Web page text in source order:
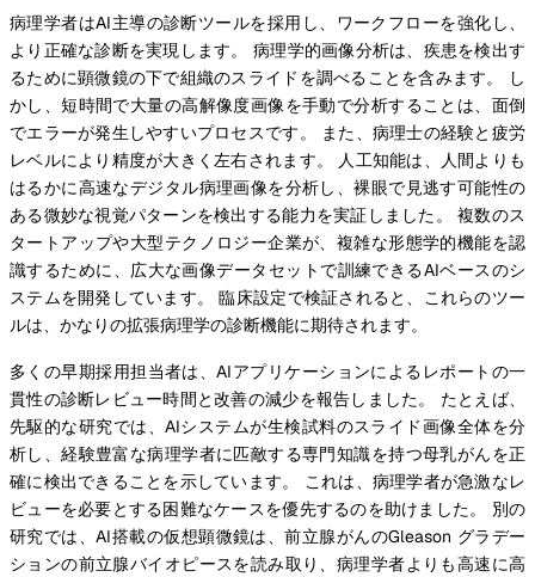
病理学者はAI主導の診断ツールを採用し、ワークフローを強化し、
より正確な診断を実現します。 病理学的画像分析は、疾患を検出す
るために顕微鏡の下で組織のスライドを調べることを含みます。 し
かし、短時間で大量の高解像度画像を手動で分析することは、面倒
でエラーが発生しやすいプロセスです。 また、病理士の経験と疲労
レベルにより精度が大きく左右されます。 人工知能は、人間よりも
はるかに高速なデジタル病理画像を分析し、裸眼で見逃す可能性の
ある微妙な視覚パターンを検出する能力を実証しました。 複数のス
タートアップや大型テクノロジー企業が、複雑な形態学的機能を認
識するために、広大な画像データセットで訓練できるAIベースのシ
ステムを開発しています。 臨床設定で検証されると、これらのツー
ルは、かなりの拡張病理学の診断機能に期待されます。
多くの早期採用担当者は、AIアプリケーションによるレポートの一
貫性の診断レビュー時間と改善の減少を報告しました。 たとえば、
先駆的な研究では、AIシステムが生検試料のスライド画像全体を分
析し、経験豊富な病理学者に匹敵する専門知識を持つ母乳がんを正
確に検出できることを示しています。 これは、病理学者が急激なレ
ビューを必要とする困難なケースを優先するのを助けました。 別の
研究では、AI搭載の仮想顕微鏡は、前立腺がんのGleason グラデー
ションの前立腺バイオピースを読み取り、病理学者よりも高速に高